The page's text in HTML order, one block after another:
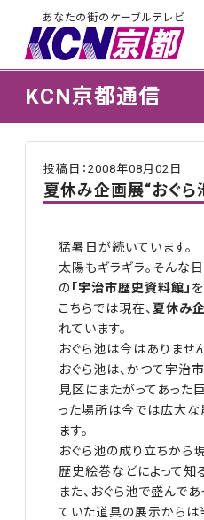
あなたの街のケーブルテレビ
KCN京都通信
投稿日：2008年08月02日
夏休み企画展“おぐら
猛暑日が続いています。
太陽もギラギラ。そんな
の「宇治市歴史資料館」
こちらでは現在、夏休み
れています。
おぐら池は今はありません
おぐら池は、かつて宇治
見区にまたがってあった
った場所は今では広大
ます。
おぐら池の成り立ちから
歴史絵巻などによって知
また、おぐら池で盛んで
ていた道具の展示から